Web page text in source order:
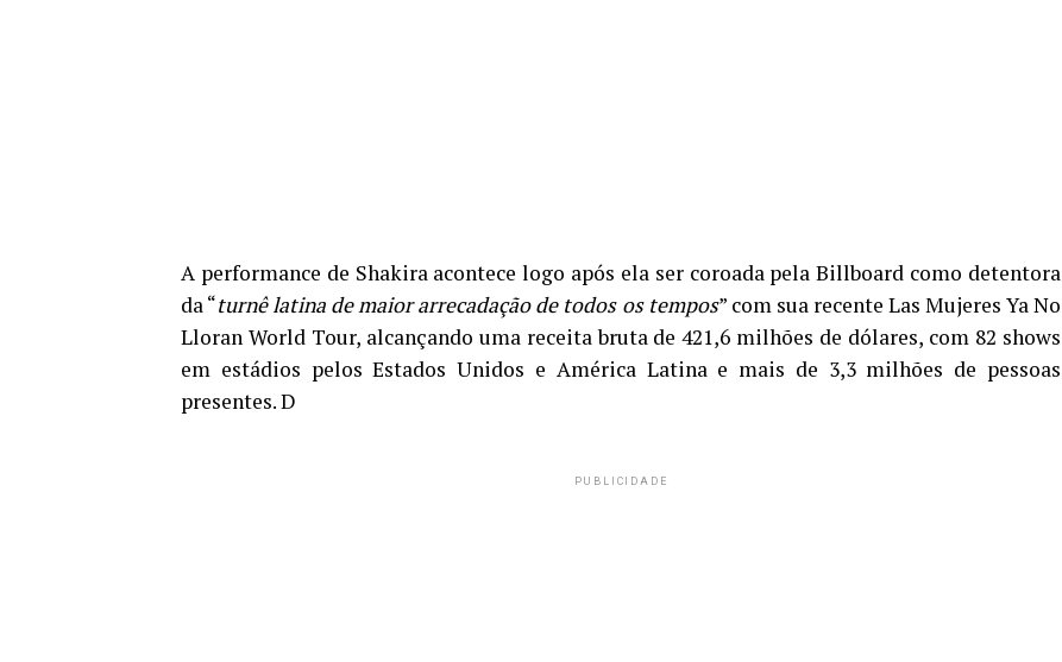
A performance de Shakira acontece logo após ela ser coroada pela Billboard como detentora
da “turnê latina de maior arrecadação de todos os tempos” com sua recente Las Mujeres Ya No
Lloran World Tour, alcançando uma receita bruta de 421,6 milhões de dólares, com 82 shows
em estádios pelos Estados Unidos e América Latina e mais de 3,3 milhões de pessoas
presentes. D
PUBLICIDADE